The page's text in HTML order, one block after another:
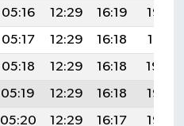
05:16 12:29 16:19
19:32
05:17 12:29 16:18
19:31
05:18 12:29 16:18
19:30
05:19 12:29 16:18
19:28
05:20 12:29 16:17
19:27